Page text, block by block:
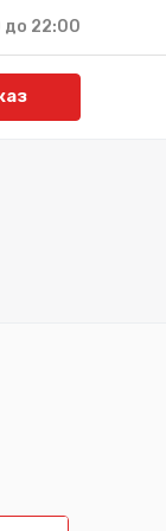
до 22:00